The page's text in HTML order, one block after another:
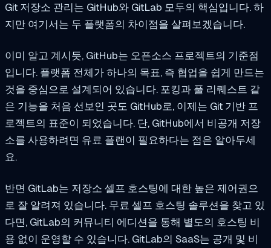
Git 저장소 관리는 GitHub와 GitLab 모두의 핵심입니다. 하
지만 여기서는 두 플랫폼의 차이점을 살펴보겠습니다.
이미 알고 계시듯, GitHub는 오픈소스 프로젝트의 기준점
입니다. 플랫폼 전체가 하나의 목표, 즉 협업을 쉽게 만드는
것을 중심으로 설계되어 있습니다. 포킹과 풀 리퀘스트 같
은 기능을 처음 선보인 곳도 GitHub로, 이제는 Git 기반 프
로젝트의 표준이 되었습니다. 단, GitHub에서 비공개 저장
소를 사용하려면 유료 플랜이 필요하다는 점은 알아두세
요.
반면 GitLab는 저장소 셀프 호스팅에 대한 높은 제어권으
로 잘 알려져 있습니다. 무료 셀프 호스팅 솔루션을 찾고 있
다면, GitLab의 커뮤니티 에디션을 통해 별도의 호스팅 비
용 없이 운영할 수 있습니다. GitLab의 SaaS는 공개 및 비